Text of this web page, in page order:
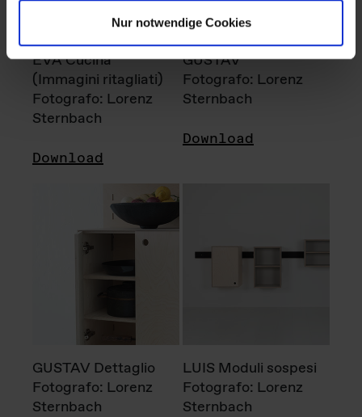
Nur notwendige Cookies
EVA Cucina
(Immagini ritagliati)
Fotografo: Lorenz
Sternbach
Download
GUSTAV
Fotografo: Lorenz
Sternbach
Download
GUSTAV Dettaglio
Fotografo: Lorenz
Sternbach
LUIS Moduli sospesi
Fotografo: Lorenz
Sternbach